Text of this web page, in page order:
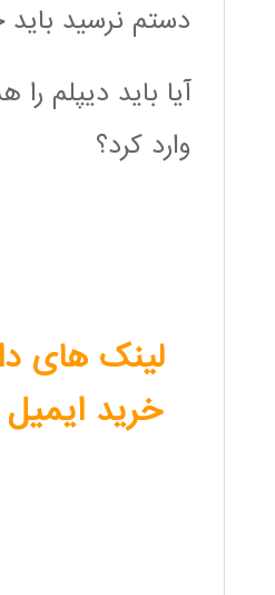
دستم نرسید باید
آیا باید دیپلم
وارد کرد؟
لینک های
خرید